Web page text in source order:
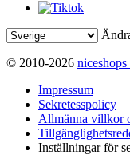
© 2010-2026
Impressum
Sekretesspolicy
Allmänna villkor
Inställningar för